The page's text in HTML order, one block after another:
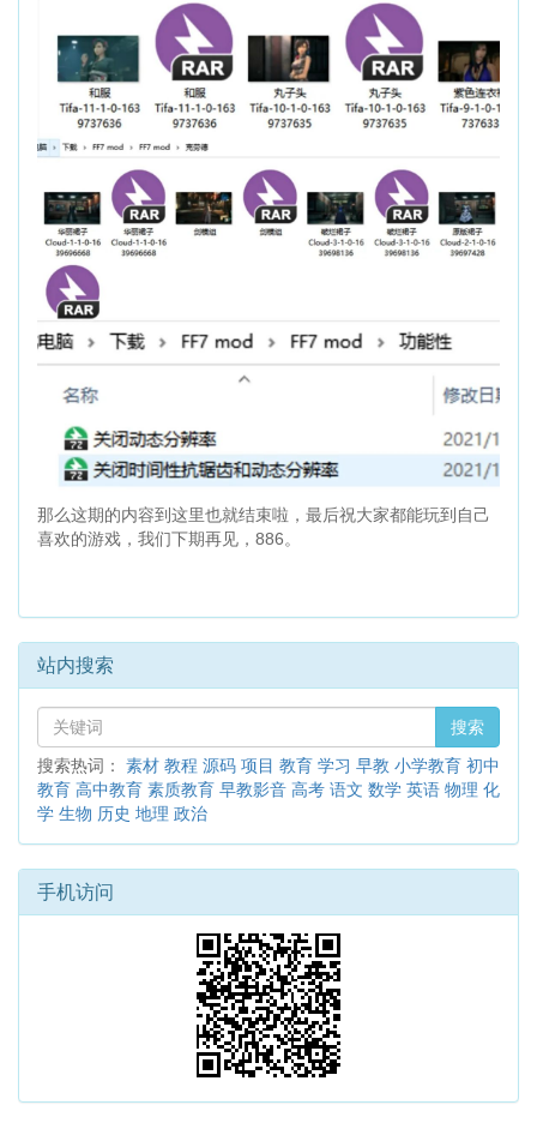
那么这期的内容到这里也就结束啦，最后祝大家都能玩到自己
喜欢的游戏，我们下期再见，886。
站内搜索
搜索
搜索热词： 素材 教程 源码 项目 教育 学习 早教 小学教育 初中
教育 高中教育 素质教育 早教影音 高考 语文 数学 英语 物理 化
学 生物 历史 地理 政治
手机访问